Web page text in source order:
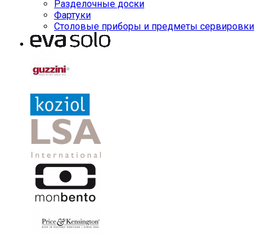
Разделочные доски
Фартуки
Столовые приборы и предметы сервировки